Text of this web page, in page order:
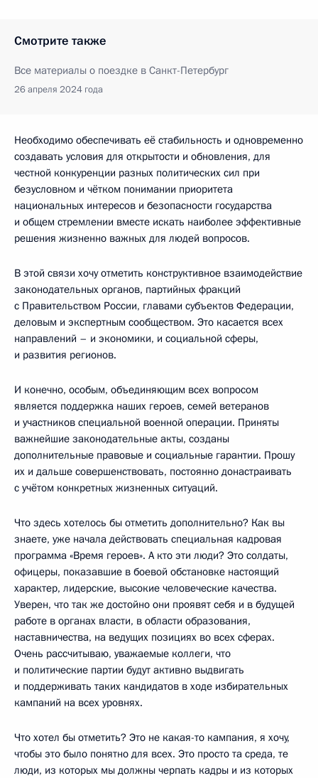
Смотрите также
Все материалы о поездке в Санкт-Петербург
26 апреля 2024 года
Необходимо обеспечивать её стабильность и одновременно
создавать условия для открытости и обновления, для
честной конкуренции разных политических сил при
безусловном и чётком понимании приоритета
национальных интересов и безопасности государства
и общем стремлении вместе искать наиболее эффективные
решения жизненно важных для людей вопросов.
В этой связи хочу отметить конструктивное взаимодействие
законодательных органов, партийных фракций
с Правительством России, главами субъектов Федерации,
деловым и экспертным сообществом. Это касается всех
направлений – и экономики, и социальной сферы,
и развития регионов.
И конечно, особым, объединяющим всех вопросом
является поддержка наших героев, семей ветеранов
и участников специальной военной операции. Приняты
важнейшие законодательные акты, созданы
дополнительные правовые и социальные гарантии. Прошу
их и дальше совершенствовать, постоянно донастраивать
с учётом конкретных жизненных ситуаций.
Что здесь хотелось бы отметить дополнительно? Как вы
знаете, уже начала действовать специальная кадровая
программа «Время героев». А кто эти люди? Это солдаты,
офицеры, показавшие в боевой обстановке настоящий
характер, лидерские, высокие человеческие качества.
Уверен, что так же достойно они проявят себя и в будущей
работе в органах власти, в области образования,
наставничества, на ведущих позициях во всех сферах.
Очень рассчитываю, уважаемые коллеги, что
и политические партии будут активно выдвигать
и поддерживать таких кандидатов в ходе избирательных
кампаний на всех уровнях.
Что хотел бы отметить? Это не какая-то кампания, я хочу,
чтобы это было понятно для всех. Это просто та среда, те
люди, из которых мы должны черпать кадры и из которых